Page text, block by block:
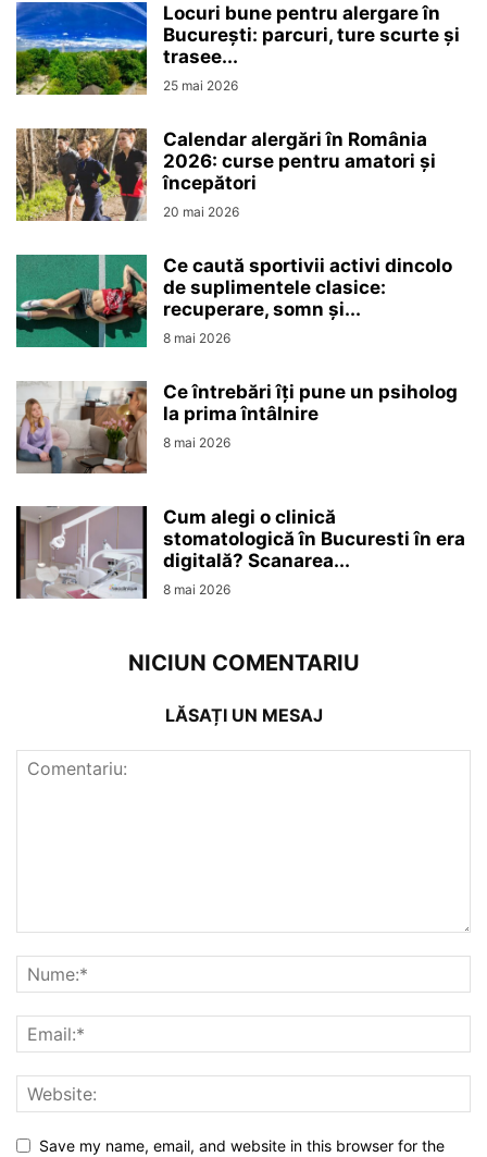
Locuri bune pentru alergare în
București: parcuri, ture scurte și
trasee...
25 mai 2026
Calendar alergări în România
2026: curse pentru amatori și
începători
20 mai 2026
Ce caută sportivii activi dincolo
de suplimentele clasice:
recuperare, somn și...
8 mai 2026
Ce întrebări îți pune un psiholog
la prima întâlnire
8 mai 2026
Cum alegi o clinică
stomatologică în Bucuresti în era
digitală? Scanarea...
8 mai 2026
NICIUN COMENTARIU
LĂSAȚI UN MESAJ
Save my name, email, and website in this browser for the